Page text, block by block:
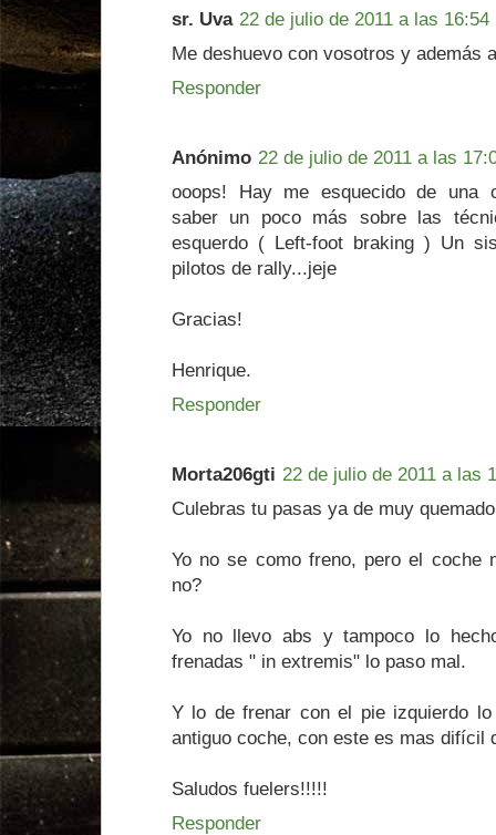
sr. Uva 22 de julio de 2011 a las 16:54
Me deshuevo con vosotros y además
Responder
Anónimo 22 de julio de 2011 a las
ooops! Hay me esquecido de una
saber un poco más sobre las
esquerdo ( Left-foot braking ) Un
pilotos de rally...jeje
Gracias!
Henrique.
Responder
Morta206gti 22 de julio de 2011 a las
Culebras tu pasas ya de muy
Yo no se como freno, pero el coche
no?
Yo no llevo abs y tampoco lo
frenadas " in extremis" lo paso mal.
Y lo de frenar con el pie izquierdo
antiguo coche, con este es mas difícil
Saludos fuelers!!!!!
Responder